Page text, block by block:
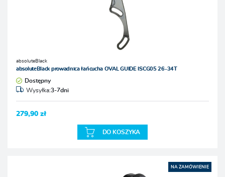
absoluteBlack
absoluteBlack prowadnica łańcucha OVAL GUIDE ISCG05 26-34T
Dostępny
Wysyłka:3-7dni
279,90 zł
DO KOSZYKA
NA ZAMÓWIENIE